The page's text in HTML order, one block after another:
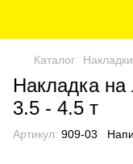
Каталог
Накладка на
3.5 - 4.5 т
Артикул: 909-03